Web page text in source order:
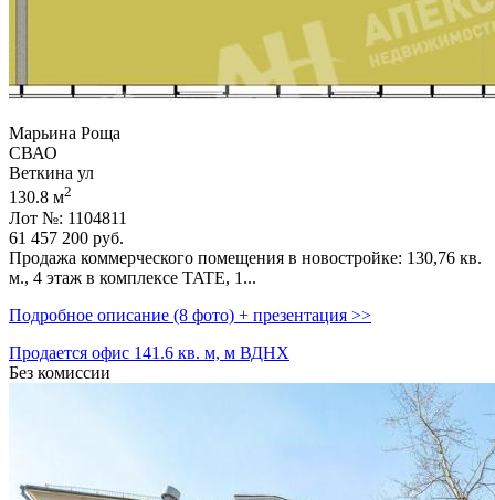
Марьина Роща
СВАО
Веткина ул
130.8 м2
Лот №: 1104811
61 457 200 руб.
Продажа коммерческого помещения в новостройке: 130,­76 кв.
м.,­ 4 этаж в комплексе TATE,­ 1...
Подробное описание (8 фото) + презентация >>
Продается офис 141.6 кв. м, м ВДНХ
Без комиссии